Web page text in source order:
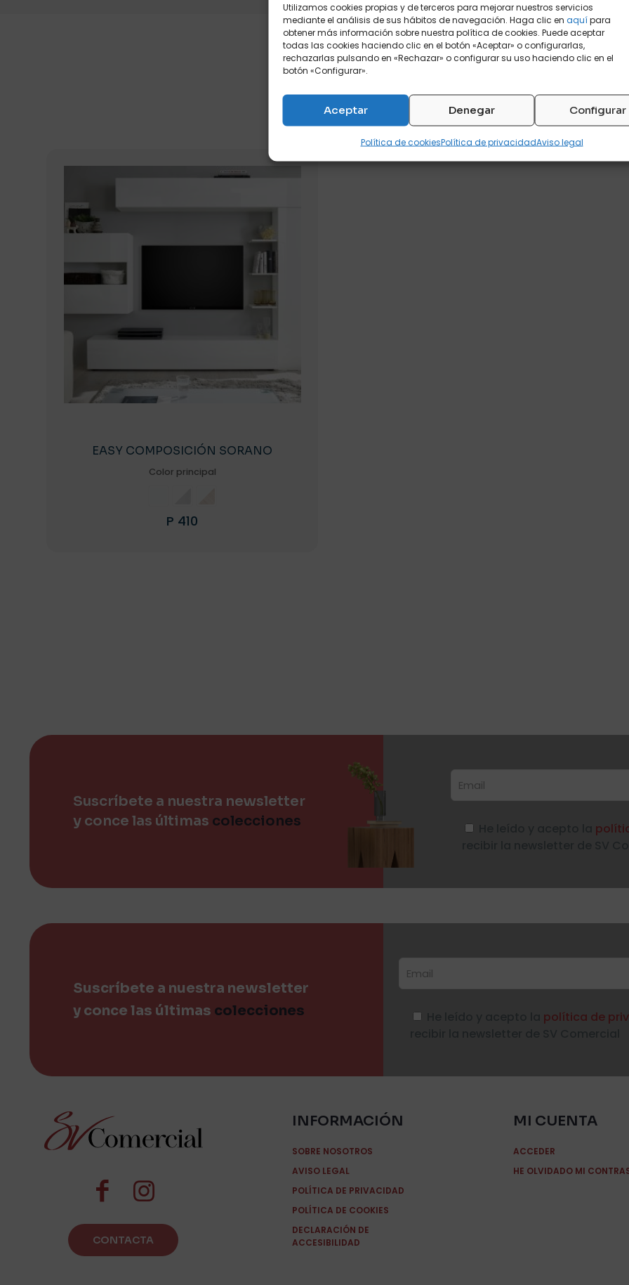
Utilizamos cookies propias y de terceros para mejorar nuestros servicios
mediante el análisis de sus hábitos de navegación. Haga clic en aquípara
obtener más información sobre nuestra política de cookies. Puede aceptar
todas las cookies haciendo clic en el botón «Aceptar» o configurarlas,
rechazarlas pulsando en «Rechazar» o configurar su uso haciendo clic en el
botón «Configurar».
Aceptar Denegar Configurar
Política de cookiesPolítica de privacidadAviso legal
PRODUCTOS
EASY COMPOSICIÓN SORANO
Color principal
P 410
Suscríbete a nuestra newsletter
y conce las últimas colecciones
Suscríbete a nuestra newsletter
y conce las últimas colecciones
política de
CONTACTA
INFORMACIÓN
SOBRE NOSOTROS
AVISO LEGAL
POLÍTICA DE PRIVACIDAD
POLÍTICA DE COOKIES
DECLARACIÓN DE
ACCESIBILIDAD
MI CUENTA
ACCEDER
HE OLVIDADO MI